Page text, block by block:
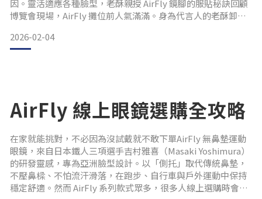
因。靈活適應各種臉型，老酥親授 AirFly 鏡腳的服貼秘訣回顧
博覽會現場，AirFly 攤位前人氣滿滿。身為代言人的老酥卸下
勢。許多跑友慕名而來，除了合影留念，最期待的便是讓老酥
親手進行「客製化」調整。和多數跑友熟悉的鼻墊眼鏡不同，
2026-02-04
AirFly 線上眼鏡選購全攻略
在家就能挑對，不必因為沒試戴就不敢下單AirFly 無鼻墊運動
眼鏡，來自日本鐵人三項選手吉村雅喜（Masaki Yoshimura）
的研發靈感，專為亞洲臉型設計。以「側托」取代傳統鼻墊，
不壓鼻樑、不怕流汗滑落，在跑步、自行車與戶外運動中保持
穩定舒適。然而 AirFly 系列款式眾多，很多人線上選購時會猶